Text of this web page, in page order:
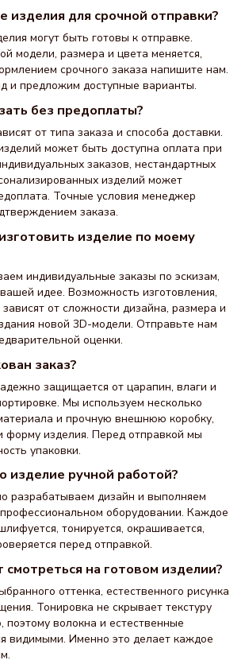
изделия для срочной отправки?
могут быть готовы к отправке.
модели, размера и цвета меняется,
срочного заказа напишите нам.
и предложим доступные варианты.
без предоплаты?
от типа заказа и способа доставки.
может быть доступна оплата при
заказов, нестандартных
изделий может
Точные условия менеджер
заказа.
изделие по моему
индивидуальные заказы по эскизам,
идее. Возможность изготовления,
от сложности дизайна, размера и
новой 3D-модели. Отправьте нам
оценки.
заказ?
защищается от царапин, влаги и
Мы используем несколько
и прочную внешнюю коробку,
форму изделия. Перед отправкой мы
упаковки.
изделие ручной работой?
разрабатываем дизайн и выполняем
оборудовании. Каждое
тонируется, окрашивается,
перед отправкой.
смотреться на готовом изделии?
оттенка, естественного рисунка
Тонировка не скрывает текстуру
поэтому волокна и естественные
видимыми. Именно это делает каждое